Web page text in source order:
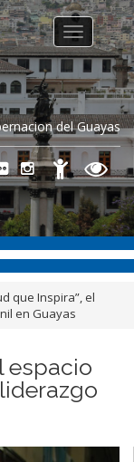
del Guayas
Toggle
navigation
que Inspira”, el
en Guayas
espacio